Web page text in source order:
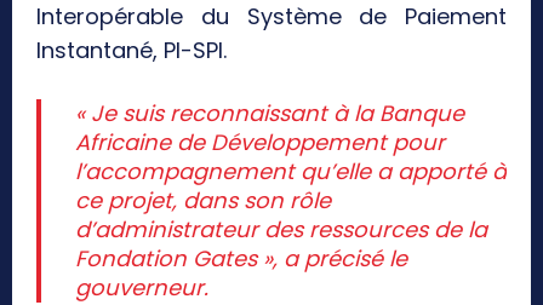
Interopérable du Système de Paiement
Instantané, PI-SPI.
«Je suis reconnaissant à la Banque
Africaine de Développement pour
l’accompagnement qu’elle a apporté à
ce projet, dans son rôle
d’administrateur des ressources de la
Fondation Gates», a précisé le
gouverneur.